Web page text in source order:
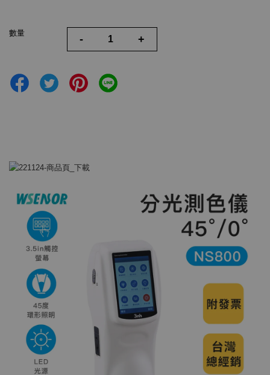
數量
- +